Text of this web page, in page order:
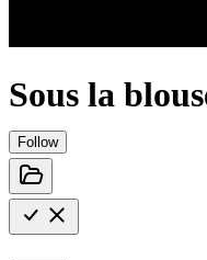
Sous la
Follow